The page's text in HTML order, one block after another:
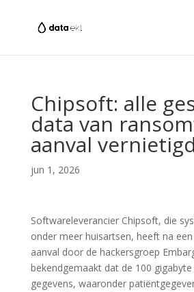
Chipsoft: alle
data van
aanval vernietigd
jun 1, 2026
Softwareleverancier Chipsoft, die
onder meer huisartsen, heeft na
aanval door de hackersgroep
bekendgemaakt dat de 100
gegevens, waaronder